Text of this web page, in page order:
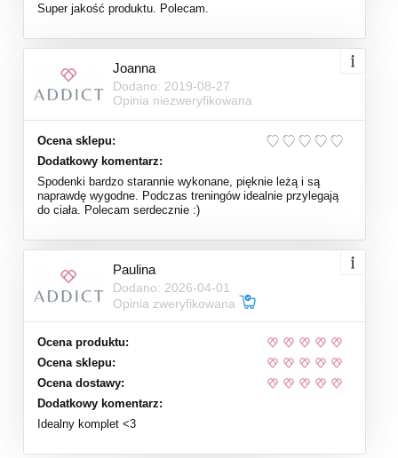
Super jakość produktu. Polecam.
Joanna
Dodano: 2019-08-27
Opinia niezweryfikowana
Ocena sklepu:
Dodatkowy komentarz:
Spodenki bardzo starannie wykonane, pięknie leżą i są
naprawdę wygodne. Podczas treningów idealnie przylegają
do ciała. Polecam serdecznie :)
Paulina
Dodano: 2026-04-01
Opinia zweryfikowana
Ocena produktu:
Ocena sklepu:
Ocena dostawy:
Dodatkowy komentarz:
Idealny komplet <3